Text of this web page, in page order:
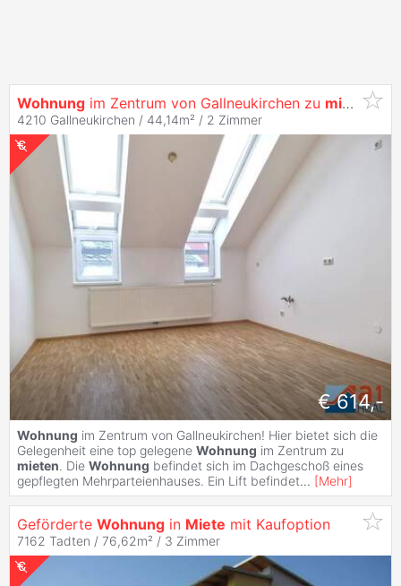
Wohnung im Zentrum von Gallneukirchen zu mieten !
4210 Gallneukirchen / 44,14m² / 2 Zimmer
€ 614,-
Wohnung im Zentrum von Gallneukirchen! Hier bietet sich die
Gelegenheit eine top gelegene Wohnung im Zentrum zu
mieten. Die Wohnung befindet sich im Dachgeschoß eines
gepflegten Mehrparteienhauses. Ein Lift befindet... [Mehr]
Geförderte Wohnung in Miete mit Kaufoption
7162 Tadten / 76,62m² / 3 Zimmer